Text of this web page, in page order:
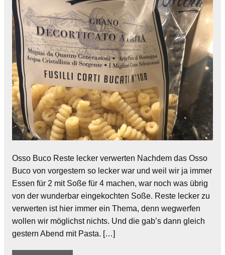
Osso Buco Reste lecker verwerten Nachdem das Osso
Buco von vorgestern so lecker war und weil wir ja immer
Essen für 2 mit Soße für 4 machen, war noch was übrig
von der wunderbar eingekochten Soße. Reste lecker zu
verwerten ist hier immer ein Thema, denn wegwerfen
wollen wir möglichst nichts. Und die gab’s dann gleich
gestern Abend mit Pasta. […]